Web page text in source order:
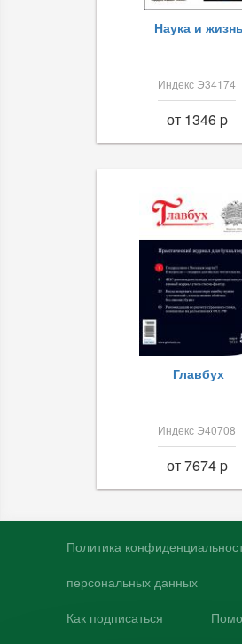
Наука и жизнь
Индекс Э34174
от 1346 p
Главбух
Индекс Э40708
от 7674 p
Политика
персональных данных
Как подписаться